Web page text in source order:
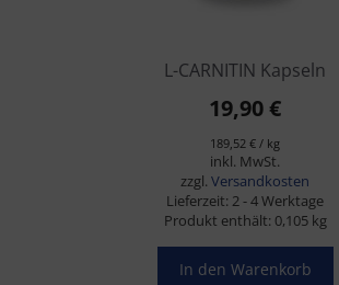
L-CARNITIN Kapseln
19,90€
189,52 € / kg
inkl. MwSt.
zzgl. Versandkosten
Lieferzeit: 2 - 4 Werktage
Produkt enthält: 0,105 kg
In den Warenkorb